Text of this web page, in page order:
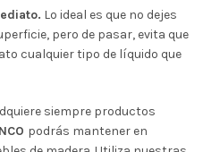
Lo ideal es que no dejes
pero de pasar, evita que
cualquier tipo de líquido que
siempre productos
podrás mantener en